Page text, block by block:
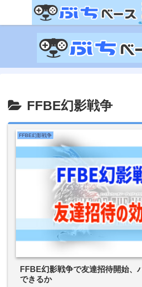
ゲームに課金して得た情報をゲーム記事に仕上げ
限機関サイトです。
FFBE幻影戦争
FFBE幻影戦争
FFBE幻影戦争で友達招待開始、
できるか